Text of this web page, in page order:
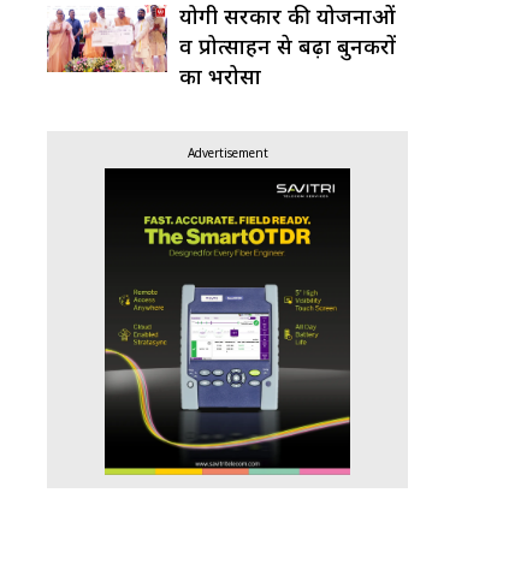
योगी सरकार की योजनाओं
व प्रोत्साहन से बढ़ा बुनकरों
का भरोसा
Advertisement